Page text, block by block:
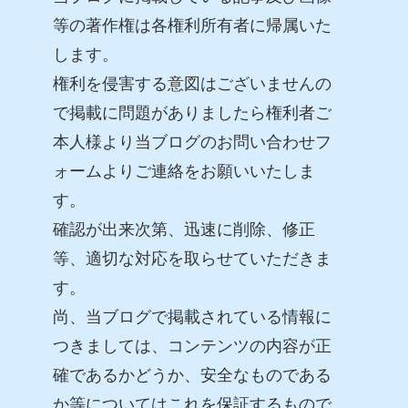
等の著作権は各権利所有者に帰属いた
します。
権利を侵害する意図はございませんの
で掲載に問題がありましたら権利者ご
本人様より当ブログのお問い合わせフ
ォームよりご連絡をお願いいたしま
す。
確認が出来次第、迅速に削除、修正
等、適切な対応を取らせていただきま
す。
尚、当ブログで掲載されている情報に
つきましては、コンテンツの内容が正
確であるかどうか、安全なものである